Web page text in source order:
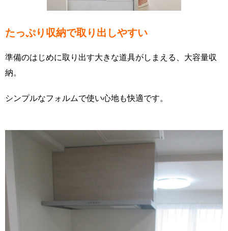
たっぷり収納で取り出しやすい
準備のはじめに取り出す大きな道具がしまえる、大容量収
納。
シンプルなフォルムで使い心地も快適です。